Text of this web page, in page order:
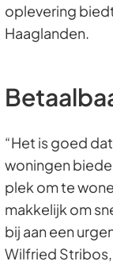
oplevering
Haaglanden.
“Het is goed
woningen
plek om te
makkelijk om
bij aan een
Wilfried